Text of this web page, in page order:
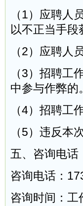
（1）应聘人
以不正当手段
（2）应聘人
（3）招聘工
中参与作弊的
（4）招聘工
（5）违反本
五、咨询电话
咨询电话：
咨询时间：